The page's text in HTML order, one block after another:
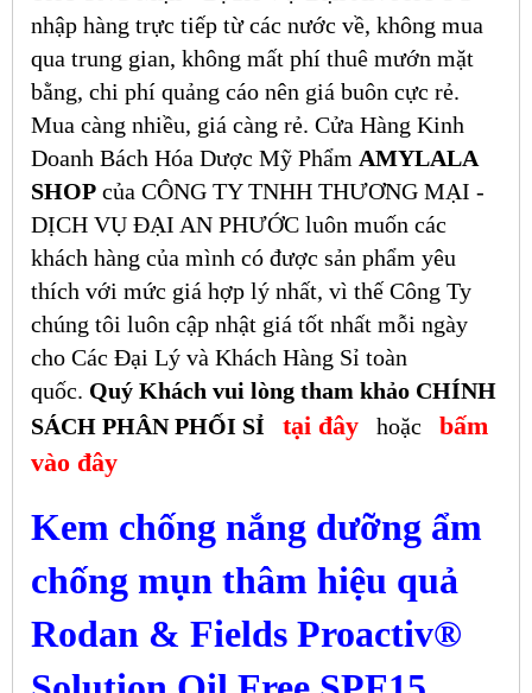
nhập hàng trực tiếp từ các nước về, không mua
qua trung gian, không mất phí thuê mướn mặt
bằng, chi phí quảng cáo nên giá buôn cực rẻ.
Mua càng nhiều, giá càng rẻ. Cửa Hàng Kinh
Doanh Bách Hóa Dược Mỹ Phẩm AMYLALA
SHOP của CÔNG TY TNHH THƯƠNG MẠI -
DỊCH VỤ ĐẠI AN PHƯỚC luôn muốn các
khách hàng của mình có được sản phẩm yêu
thích với mức giá hợp lý nhất, vì thế Công Ty
chúng tôi luôn cập nhật giá tốt nhất mỗi ngày
cho Các Đại Lý và Khách Hàng Sỉ toàn
quốc. Quý Khách vui lòng tham khảo CHÍNH
SÁCH PHÂN PHỐI SỈ
tại đây hoặc bấm
vào đây
Kem chống nắng dưỡng ẩm
chống mụn thâm hiệu quả
Rodan & Fields Proactiv®